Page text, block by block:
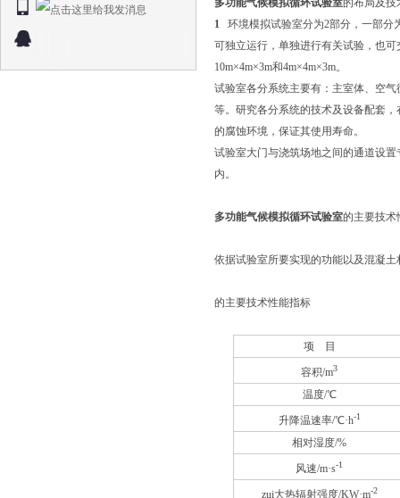
多功能气候模拟循环试验室的布局及技
1 环境模拟试验室分为2部分，一部分
可独立运行，单独进行有关试验，也
10m×4m×3m和4m×4m×3m。
试验室各分系统主要有：主室体、空
等。研究各分系统的技术及设备配套
的腐蚀环境，保证其使用寿命。
试验室大门与浇筑场地之间的通道设
内。
多功能气候模拟循环试验室的主要技术
依据试验室所要实现的功能以及混凝
的主要技术性能指标
项 目
容积/m3
温度/℃
升降温速率/℃·h-1
相对湿度/%
风速/m·s-1
zui大热辐射强度/KW·m-2